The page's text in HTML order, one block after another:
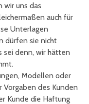
wir uns das
auch für
Unterlagen
dürfen sie nicht
sei denn, wir hätten
Modellen oder
des Kunden
Kunde die Haftung